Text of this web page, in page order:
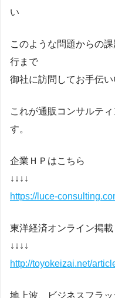
い
このような問題からの
行まで
御社に訪問してお手伝い
これが通販コンサルテ
す。
企業ＨＰはこちら
↓↓↓↓
https://luce-
東洋経済オンライン掲載
↓↓↓↓
http://toyokeizai.net/
地上波、ビジネスフラ